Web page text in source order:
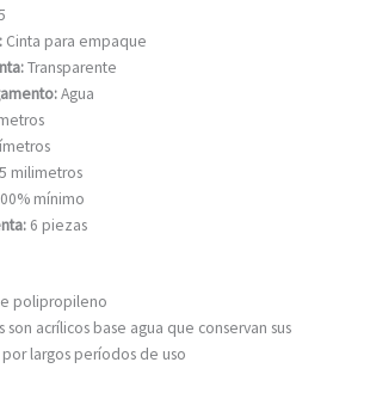
Cinta para empaque
Transparente
Agua
milimetros
mínimo
6 piezas
polipropileno
son acrílicos base agua que conservan sus
largos períodos de uso